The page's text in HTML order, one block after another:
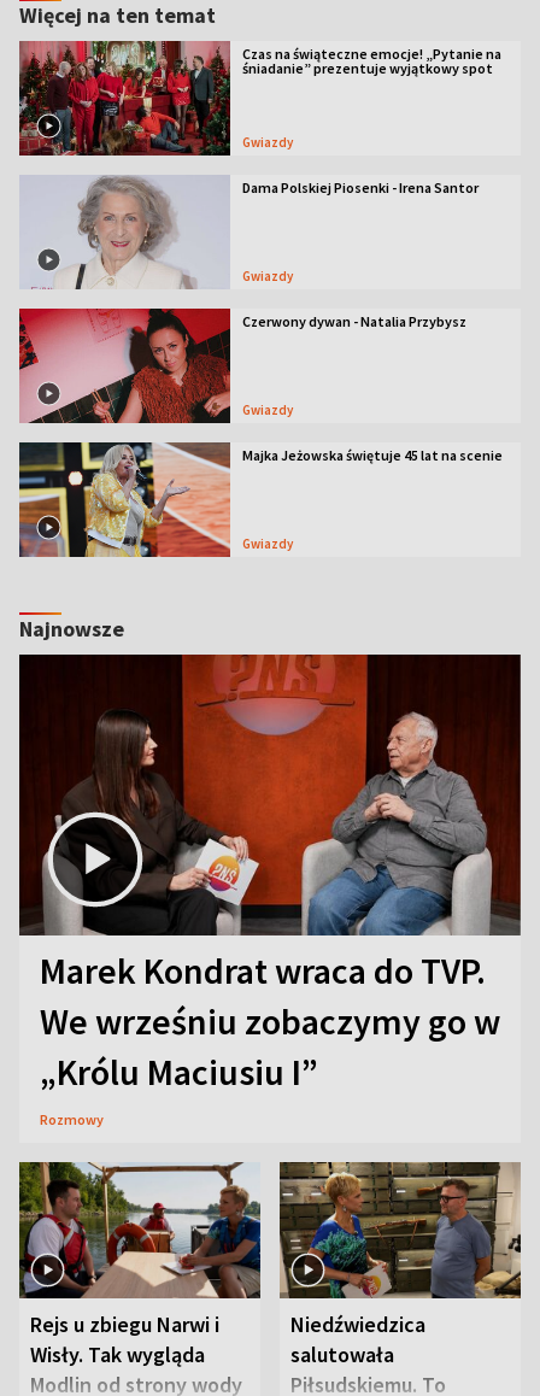
Więcej na ten temat
Czas na świąteczne emocje! „Pytanie na
śniadanie” prezentuje wyjątkowy spot
Gwiazdy
Dama Polskiej Piosenki - Irena Santor
Gwiazdy
Czerwony dywan - Natalia Przybysz
Gwiazdy
Majka Jeżowska świętuje 45 lat na scenie
Gwiazdy
Najnowsze
Marek Kondrat wraca do TVP.
We wrześniu zobaczymy go w
„Królu Maciusiu I”
Rozmowy
Rejs u zbiegu Narwi i
Wisły. Tak wygląda
Modlin od strony wody
Niedźwiedzica
salutowała
Piłsudskiemu. To